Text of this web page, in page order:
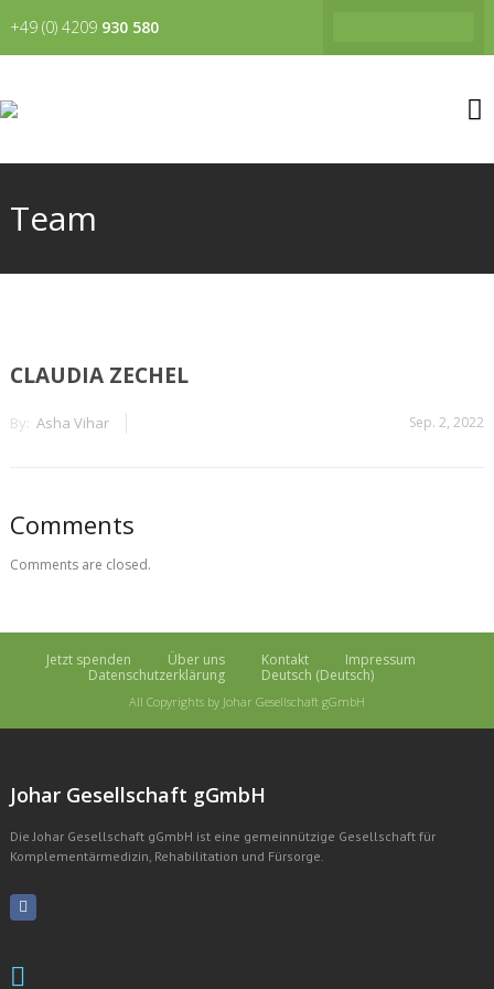
+49 (0) 4209 930 580
Team
CLAUDIA ZECHEL
By: Asha Vihar Sep. 2, 2022
Comments
Comments are closed.
Jetzt spenden Über uns Kontakt
Impressum
Datenschutzerklärung
Deutsch (Deutsch)
All Copyrights by Johar Gesellschaft gGmbH
Johar Gesellschaft gGmbH
Die Johar Gesellschaft gGmbH ist eine gemeinnützige Gesellschaft für
Komplementärmedizin, Rehabilitation und Fürsorge.